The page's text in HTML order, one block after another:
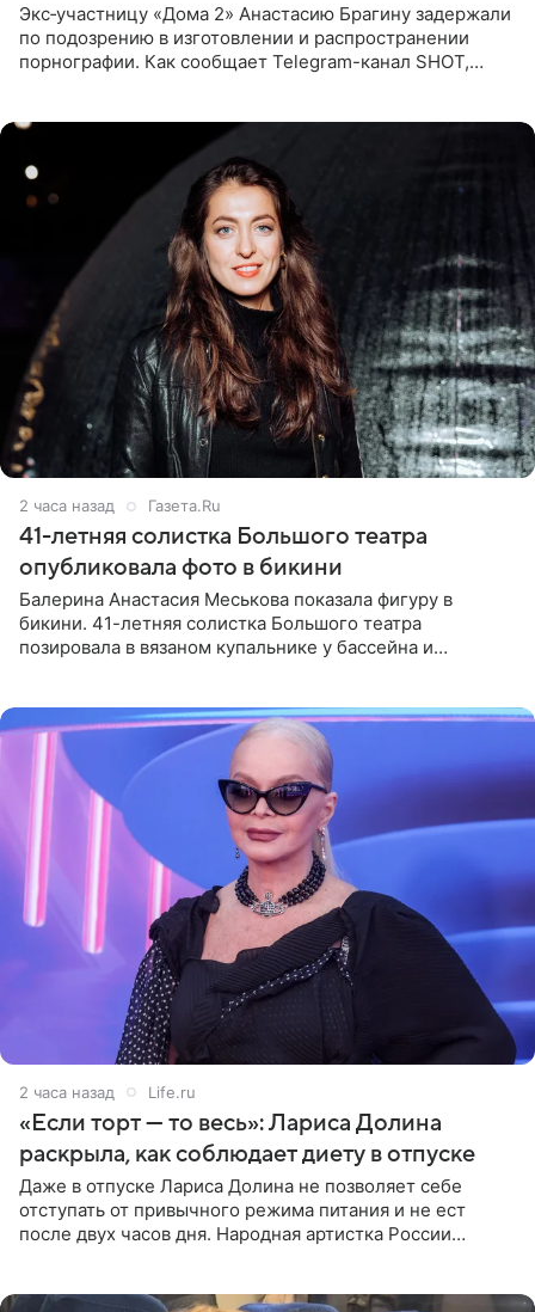
Экс‑участницу «Дома 2» Анастасию Брагину задержали
по подозрению в изготовлении и распространении
порнографии. Как сообщает Telegram-канал SHOT,
2 часа назад Газета.Ru
41-летняя солистка Большого театра
опубликовала фото в бикини
Балерина Анастасия Меськова показала фигуру в
бикини. 41-летняя солистка Большого театра
позировала в вязаном купальнике у бассейна и
2 часа назад Life.ru
«Если торт — то весь»: Лариса Долина
раскрыла, как соблюдает диету в отпуске
Даже в отпуске Лариса Долина не позволяет себе
отступать от привычного режима питания и не ест
после двух часов дня. Народная артистка России